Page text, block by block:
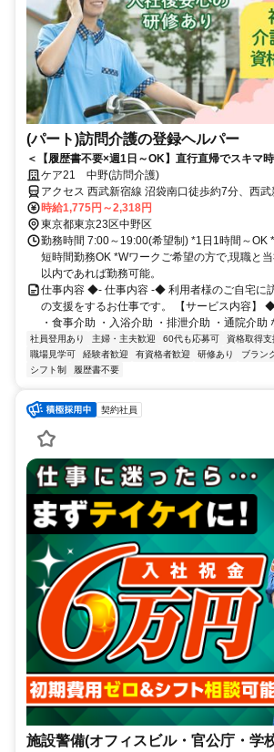
(パート)訪問介護の登録ヘルパー
＜【履歴書不要×週1日～OK】直行直帰でスキマ
ャンセルも手当有！定年無し！＞★履歴書の準備
きやすいシフト制！急なキャンセルが発生した場
償！
ケア21 中野(訪問介護)
アクセス 西武新宿線 沼袋南口徒歩約7分、西
約16分、都営大江戸線 新江古田A2口徒歩約18
駅から徒歩約7分
時給1,775円～2,318円
東京都東京23区中野区
勤務時間 7:00～19:00(希望制) *1日1時間～OK
短時間勤務OK *Wワークご希望の方で,現職と
以内であれば勤務可能。
仕事内容 ◆- 仕事内容 -◆ 利用者様のご自宅に
の支援をするお仕事です。 【サービス内容】
・食事介助 ・入浴介助 ・排泄介助 ・通院介助
社員登用あり 主婦・主夫歓迎 60代も応募可 資格取得支
職場見学可
経験者歓迎 有資格者歓迎 研修あり ブラン
シフト制
履歴書不要
契約社員
施設警備(オフィスビル・官公庁・学